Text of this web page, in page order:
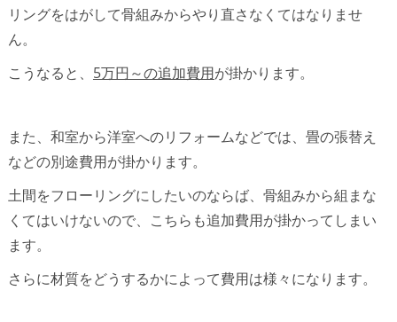
リングをはがして骨組みからやり直さなくてはなりませ
ん。
こうなると、 5万円～の追加費用が掛かります。
また、和室から洋室へのリフォームなどでは、畳の張替え
などの別途費用が掛かります。
土間をフローリングにしたいのならば、骨組みから組まな
くてはいけないので、こちらも追加費用が掛かってしまい
ます。
さらに材質をどうするかによって費用は様々になります。